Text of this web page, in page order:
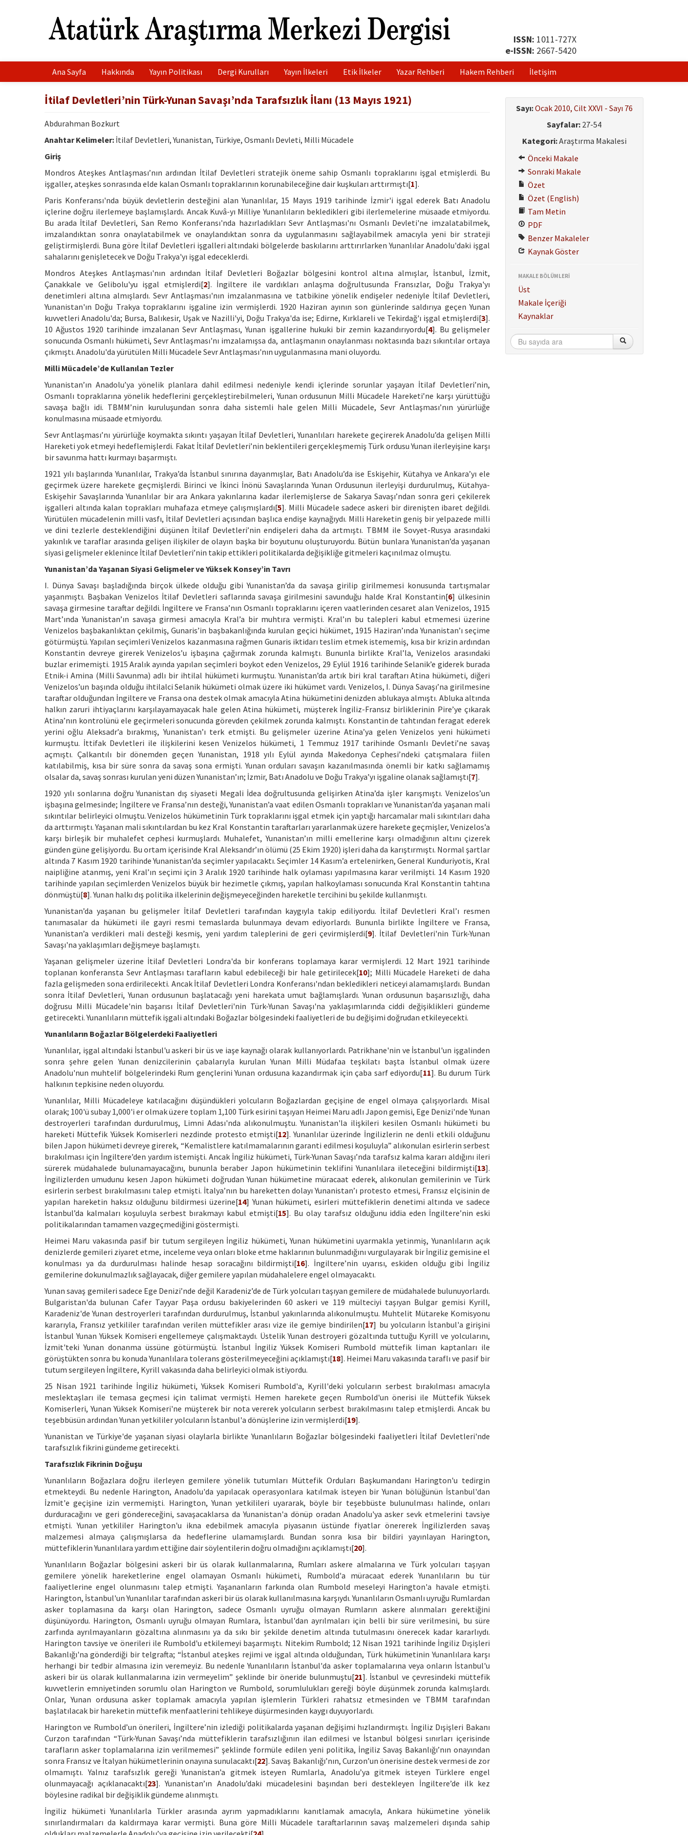
ISSN: 1011-727X
e-ISSN: 2667-5420
Ana Sayfa Hakkında Yayın Politikası Dergi Kurulları Yayın İlkeleri Etik İlkeler Yazar Rehberi Hakem Rehberi İletişim
İtilaf Devletleri’nin Türk-Yunan Savaşı’nda Tarafsızlık İlanı (13 Mayıs 1921)
Abdurahman Bozkurt
Anahtar Kelimeler: İtilaf Devletleri, Yunanistan, Türkiye, Osmanlı Devleti, Milli Mücadele
Giriş
Mondros Ateşkes Antlaşması’nın ardından İtilaf Devletleri stratejik öneme sahip Osmanlı topraklarını işgal etmişlerdi. Bu
işgaller, ateşkes sonrasında elde kalan Osmanlı topraklarının korunabileceğine dair kuşkuları arttırmıştı[1].
Paris Konferansı'nda büyük devletlerin desteğini alan Yunanlılar, 15 Mayıs 1919 tarihinde İzmir'i işgal ederek Batı Anadolu
içlerine doğru ilerlemeye başlamışlardı. Ancak Kuvâ-yı Milliye Yunanlıların bekledikleri gibi ilerlemelerine müsaade etmiyordu.
Bu arada İtilaf Devletleri, San Remo Konferansı'nda hazırladıkları Sevr Antlaşması'nı Osmanlı Devleti'ne imzalatabilmek,
imzalandıktan sonra onaylatabilmek ve onaylandıktan sonra da uygulanmasını sağlayabilmek amacıyla yeni bir strateji
geliştirmişlerdi. Buna göre İtilaf Devletleri işgalleri altındaki bölgelerde baskılarını arttırırlarken Yunanlılar Anadolu'daki işgal
sahalarını genişletecek ve Doğu Trakya'yı işgal edeceklerdi.
Mondros Ateşkes Antlaşması'nın ardından İtilaf Devletleri Boğazlar bölgesini kontrol altına almışlar, İstanbul, İzmit,
Çanakkale ve Gelibolu'yu işgal etmişlerdi[2]. İngiltere ile vardıkları anlaşma doğrultusunda Fransızlar, Doğu Trakya'yı
denetimleri altına almışlardı. Sevr Antlaşması'nın imzalanmasına ve tatbikine yönelik endişeler nedeniyle İtilaf Devletleri,
Yunanistan'ın Doğu Trakya topraklarını işgaline izin vermişlerdi. 1920 Haziran ayının son günlerinde saldırıya geçen Yunan
kuvvetleri Anadolu'da; Bursa, Balıkesir, Uşak ve Nazilli'yi, Doğu Trakya'da ise; Edirne, Kırklareli ve Tekirdağ'ı işgal etmişlerdi[3].
10 Ağustos 1920 tarihinde imzalanan Sevr Antlaşması, Yunan işgallerine hukuki bir zemin kazandırıyordu[4]. Bu gelişmeler
sonucunda Osmanlı hükümeti, Sevr Antlaşması'nı imzalamışsa da, antlaşmanın onaylanması noktasında bazı sıkıntılar ortaya
çıkmıştı. Anadolu'da yürütülen Milli Mücadele Sevr Antlaşması'nın uygulanmasına mani oluyordu.
Milli Mücadele’de Kullanılan Tezler
Yunanistan’ın Anadolu’ya yönelik planlara dahil edilmesi nedeniyle kendi içlerinde sorunlar yaşayan İtilaf Devletleri’nin,
Osmanlı topraklarına yönelik hedeflerini gerçekleştirebilmeleri, Yunan ordusunun Milli Mücadele Hareketi’ne karşı yürüttüğü
savaşa bağlı idi. TBMM’nin kuruluşundan sonra daha sistemli hale gelen Milli Mücadele, Sevr Antlaşması’nın yürürlüğe
konulmasına müsaade etmiyordu.
Sevr Antlaşması’nı yürürlüğe koymakta sıkıntı yaşayan İtilaf Devletleri, Yunanlıları harekete geçirerek Anadolu’da gelişen Milli
Hareketi yok etmeyi hedeflemişlerdi. Fakat İtilaf Devletleri’nin beklentileri gerçekleşmemiş Türk ordusu Yunan ilerleyişine karşı
bir savunma hattı kurmayı başarmıştı.
1921 yılı başlarında Yunanlılar, Trakya’da İstanbul sınırına dayanmışlar, Batı Anadolu’da ise Eskişehir, Kütahya ve Ankara’yı ele
geçirmek üzere harekete geçmişlerdi. Birinci ve İkinci İnönü Savaşlarında Yunan Ordusunun ilerleyişi durdurulmuş, Kütahya-
Eskişehir Savaşlarında Yunanlılar bir ara Ankara yakınlarına kadar ilerlemişlerse de Sakarya Savaşı’ndan sonra geri çekilerek
işgalleri altında kalan toprakları muhafaza etmeye çalışmışlardı[5]. Milli Mücadele sadece askeri bir direnişten ibaret değildi.
Yürütülen mücadelenin milli vasfı, İtilaf Devletleri açısından başlıca endişe kaynağıydı. Milli Hareketin geniş bir yelpazede milli
ve dini tezlerle desteklendiğini düşünen İtilaf Devletleri’nin endişeleri daha da artmıştı. TBMM ile Sovyet-Rusya arasındaki
yakınlık ve taraflar arasında gelişen ilişkiler de olayın başka bir boyutunu oluşturuyordu. Bütün bunlara Yunanistan’da yaşanan
siyasi gelişmeler eklenince İtilaf Devletleri’nin takip ettikleri politikalarda değişikliğe gitmeleri kaçınılmaz olmuştu.
Yunanistan’da Yaşanan Siyasi Gelişmeler ve Yüksek Konsey’in Tavrı
I. Dünya Savaşı başladığında birçok ülkede olduğu gibi Yunanistan’da da savaşa girilip girilmemesi konusunda tartışmalar
yaşanmıştı. Başbakan Venizelos İtilaf Devletleri saflarında savaşa girilmesini savunduğu halde Kral Konstantin[6] ülkesinin
savaşa girmesine taraftar değildi. İngiltere ve Fransa’nın Osmanlı topraklarını içeren vaatlerinden cesaret alan Venizelos, 1915
Mart’ında Yunanistan’ın savaşa girmesi amacıyla Kral’a bir muhtıra vermişti. Kral’ın bu talepleri kabul etmemesi üzerine
Venizelos başbakanlıktan çekilmiş, Gunaris’in başbakanlığında kurulan geçici hükümet, 1915 Haziran’ında Yunanistan’ı seçime
götürmüştü. Yapılan seçimleri Venizelos kazanmasına rağmen Gunaris iktidarı teslim etmek istememiş, kısa bir krizin ardından
Konstantin devreye girerek Venizelos’u işbaşına çağırmak zorunda kalmıştı. Bununla birlikte Kral’la, Venizelos arasındaki
buzlar erimemişti. 1915 Aralık ayında yapılan seçimleri boykot eden Venizelos, 29 Eylül 1916 tarihinde Selanik’e giderek burada
Etnik-i Amina (Milli Savunma) adlı bir ihtilal hükümeti kurmuştu. Yunanistan’da artık biri kral taraftarı Atina hükümeti, diğeri
Venizelos’un başında olduğu ihtilalci Selanik hükümeti olmak üzere iki hükümet vardı. Venizelos, I. Dünya Savaşı’na girilmesine
taraftar olduğundan İngiltere ve Fransa ona destek olmak amacıyla Atina hükümetini denizden ablukaya almıştı. Abluka altında
halkın zaruri ihtiyaçlarını karşılayamayacak hale gelen Atina hükümeti, müşterek İngiliz-Fransız birliklerinin Pire’ye çıkarak
Atina’nın kontrolünü ele geçirmeleri sonucunda görevden çekilmek zorunda kalmıştı. Konstantin de tahtından feragat ederek
yerini oğlu Aleksadr’a bırakmış, Yunanistan’ı terk etmişti. Bu gelişmeler üzerine Atina’ya gelen Venizelos yeni hükümeti
kurmuştu. İttifak Devletleri ile ilişkilerini kesen Venizelos hükümeti, 1 Temmuz 1917 tarihinde Osmanlı Devleti’ne savaş
açmıştı. Çalkantılı bir dönemden geçen Yunanistan, 1918 yılı Eylül ayında Makedonya Cephesi’ndeki çatışmalara fiilen
katılabilmiş, kısa bir süre sonra da savaş sona ermişti. Yunan orduları savaşın kazanılmasında önemli bir katkı sağlamamış
olsalar da, savaş sonrası kurulan yeni düzen Yunanistan’ın; İzmir, Batı Anadolu ve Doğu Trakya’yı işgaline olanak sağlamıştı[7].
1920 yılı sonlarına doğru Yunanistan dış siyaseti Megali İdea doğrultusunda gelişirken Atina’da işler karışmıştı. Venizelos’un
işbaşına gelmesinde; İngiltere ve Fransa’nın desteği, Yunanistan’a vaat edilen Osmanlı toprakları ve Yunanistan’da yaşanan mali
sıkıntılar belirleyici olmuştu. Venizelos hükümetinin Türk topraklarını işgal etmek için yaptığı harcamalar mali sıkıntıları daha
da arttırmıştı. Yaşanan mali sıkıntılardan bu kez Kral Konstantin taraftarları yararlanmak üzere harekete geçmişler, Venizelos’a
karşı birleşik bir muhalefet cephesi kurmuşlardı. Muhalefet, Yunanistan’ın milli emellerine karşı olmadığının altını çizerek
günden güne gelişiyordu. Bu ortam içerisinde Kral Aleksandr’ın ölümü (25 Ekim 1920) işleri daha da karıştırmıştı. Normal şartlar
altında 7 Kasım 1920 tarihinde Yunanistan’da seçimler yapılacaktı. Seçimler 14 Kasım’a ertelenirken, General Kunduriyotis, Kral
naipliğine atanmış, yeni Kral’ın seçimi için 3 Aralık 1920 tarihinde halk oylaması yapılmasına karar verilmişti. 14 Kasım 1920
tarihinde yapılan seçimlerden Venizelos büyük bir hezimetle çıkmış, yapılan halkoylaması sonucunda Kral Konstantin tahtına
dönmüştü[8]. Yunan halkı dış politika ilkelerinin değişmeyeceğinden hareketle tercihini bu şekilde kullanmıştı.
Yunanistan’da yaşanan bu gelişmeler İtilaf Devletleri tarafından kaygıyla takip ediliyordu. İtilaf Devletleri Kral’ı resmen
tanımasalar da hükümeti ile gayri resmi temaslarda bulunmaya devam ediyorlardı. Bununla birlikte İngiltere ve Fransa,
Yunanistan’a verdikleri mali desteği kesmiş, yeni yardım taleplerini de geri çevirmişlerdi[9]. İtilaf Devletleri'nin Türk-Yunan
Savaşı'na yaklaşımları değişmeye başlamıştı.
Yaşanan gelişmeler üzerine İtilaf Devletleri Londra'da bir konferans toplamaya karar vermişlerdi. 12 Mart 1921 tarihinde
toplanan konferansta Sevr Antlaşması tarafların kabul edebileceği bir hale getirilecek[10]; Milli Mücadele Hareketi de daha
fazla gelişmeden sona erdirilecekti. Ancak İtilaf Devletleri Londra Konferansı'ndan bekledikleri neticeyi alamamışlardı. Bundan
sonra İtilaf Devletleri, Yunan ordusunun başlatacağı yeni harekata umut bağlamışlardı. Yunan ordusunun başarısızlığı, daha
doğrusu Milli Mücadele'nin başarısı İtilaf Devletleri'nin Türk-Yunan Savaşı'na yaklaşımlarında ciddi değişiklikleri gündeme
getirecekti. Yunanlıların müttefik işgali altındaki Boğazlar bölgesindeki faaliyetleri de bu değişimi doğrudan etkileyecekti.
Yunanlıların Boğazlar Bölgelerdeki Faaliyetleri
Yunanlılar, işgal altındaki İstanbul'u askeri bir üs ve iaşe kaynağı olarak kullanıyorlardı. Patrikhane'nin ve İstanbul'un işgalinden
sonra şehre gelen Yunan denizcilerinin çabalarıyla kurulan Yunan Milli Müdafaa teşkilatı başta İstanbul olmak üzere
Anadolu'nun muhtelif bölgelerindeki Rum gençlerini Yunan ordusuna kazandırmak için çaba sarf ediyordu[11]. Bu durum Türk
halkının tepkisine neden oluyordu.
Yunanlılar, Milli Mücadeleye katılacağını düşündükleri yolcuların Boğazlardan geçişine de engel olmaya çalışıyorlardı. Misal
olarak; 100'ü subay 1,000'i er olmak üzere toplam 1,100 Türk esirini taşıyan Heimei Maru adlı Japon gemisi, Ege Denizi'nde Yunan
destroyerleri tarafından durdurulmuş, Limni Adası'nda alıkonulmuştu. Yunanistan'la ilişkileri kesilen Osmanlı hükümeti bu
hareketi Müttefik Yüksek Komiserleri nezdinde protesto etmişti[12]. Yunanlılar üzerinde İngilizlerin ne denli etkili olduğunu
bilen Japon hükümeti devreye girerek, “Kemalistlere katılmamalarının garanti edilmesi koşuluyla” alıkonulan esirlerin serbest
bırakılması için İngiltere’den yardım istemişti. Ancak İngiliz hükümeti, Türk-Yunan Savaşı’nda tarafsız kalma kararı aldığını ileri
sürerek müdahalede bulunamayacağını, bununla beraber Japon hükümetinin teklifini Yunanlılara ileteceğini bildirmişti[13].
İngilizlerden umudunu kesen Japon hükümeti doğrudan Yunan hükümetine müracaat ederek, alıkonulan gemilerinin ve Türk
esirlerin serbest bırakılmasını talep etmişti. İtalya’nın bu hareketten dolayı Yunanistan’ı protesto etmesi, Fransız elçisinin de
yapılan hareketin haksız olduğunu bildirmesi üzerine[14] Yunan hükümeti, esirleri müttefiklerin denetimi altında ve sadece
İstanbul’da kalmaları koşuluyla serbest bırakmayı kabul etmişti[15]. Bu olay tarafsız olduğunu iddia eden İngiltere’nin eski
politikalarından tamamen vazgeçmediğini göstermişti.
Heimei Maru vakasında pasif bir tutum sergileyen İngiliz hükümeti, Yunan hükümetini uyarmakla yetinmiş, Yunanlıların açık
denizlerde gemileri ziyaret etme, inceleme veya onları bloke etme haklarının bulunmadığını vurgulayarak bir İngiliz gemisine el
konulması ya da durdurulması halinde hesap soracağını bildirmişti[16]. İngiltere’nin uyarısı, eskiden olduğu gibi İngiliz
gemilerine dokunulmazlık sağlayacak, diğer gemilere yapılan müdahalelere engel olmayacaktı.
Yunan savaş gemileri sadece Ege Denizi’nde değil Karadeniz’de de Türk yolcuları taşıyan gemilere de müdahalede bulunuyorlardı.
Bulgaristan'da bulunan Cafer Tayyar Paşa ordusu bakiyelerinden 60 askeri ve 119 mülteciyi taşıyan Bulgar gemisi Kyrill,
Karadeniz'de Yunan destroyerleri tarafından durdurulmuş, İstanbul yakınlarında alıkonulmuştu. Muhtelit Mütareke Komisyonu
kararıyla, Fransız yetkililer tarafından verilen müttefikler arası vize ile gemiye bindirilen[17] bu yolcuların İstanbul'a girişini
İstanbul Yunan Yüksek Komiseri engellemeye çalışmaktaydı. Üstelik Yunan destroyeri gözaltında tuttuğu Kyrill ve yolcularını,
İzmit'teki Yunan donanma üssüne götürmüştü. İstanbul İngiliz Yüksek Komiseri Rumbold müttefik liman kaptanları ile
görüştükten sonra bu konuda Yunanlılara tolerans gösterilmeyeceğini açıklamıştı[18]. Heimei Maru vakasında taraflı ve pasif bir
tutum sergileyen İngiltere, Kyrill vakasında daha belirleyici olmak istiyordu.
25 Nisan 1921 tarihinde İngiliz hükümeti, Yüksek Komiseri Rumbold'a, Kyrill'deki yolcuların serbest bırakılması amacıyla
meslektaşları ile temasa geçmesi için talimat vermişti. Hemen harekete geçen Rumbold'un önerisi ile Müttefik Yüksek
Komiserleri, Yunan Yüksek Komiseri'ne müşterek bir nota vererek yolcuların serbest bırakılmasını talep etmişlerdi. Ancak bu
teşebbüsün ardından Yunan yetkililer yolcuların İstanbul'a dönüşlerine izin vermişlerdi[19].
Yunanistan ve Türkiye'de yaşanan siyasi olaylarla birlikte Yunanlıların Boğazlar bölgesindeki faaliyetleri İtilaf Devletleri'nde
tarafsızlık fikrini gündeme getirecekti.
Tarafsızlık Fikrinin Doğuşu
Yunanlıların Boğazlara doğru ilerleyen gemilere yönelik tutumları Müttefik Orduları Başkumandanı Harington'u tedirgin
etmekteydi. Bu nedenle Harington, Anadolu'da yapılacak operasyonlara katılmak isteyen bir Yunan bölüğünün İstanbul'dan
İzmit'e geçişine izin vermemişti. Harington, Yunan yetkilileri uyararak, böyle bir teşebbüste bulunulması halinde, onları
durduracağını ve geri göndereceğini, savaşacaklarsa da Yunanistan'a dönüp oradan Anadolu'ya asker sevk etmelerini tavsiye
etmişti. Yunan yetkililer Harington'u ikna edebilmek amacıyla piyasanın üstünde fiyatlar önererek İngilizlerden savaş
malzemesi almaya çalışmışlarsa da hedeflerine ulamamışlardı. Bundan sonra kısa bir bildiri yayınlayan Harington,
müttefiklerin Yunanlılara yardım ettiğine dair söylentilerin doğru olmadığını açıklamıştı[20].
Yunanlıların Boğazlar bölgesini askeri bir üs olarak kullanmalarına, Rumları askere almalarına ve Türk yolcuları taşıyan
gemilere yönelik hareketlerine engel olamayan Osmanlı hükümeti, Rumbold'a müracaat ederek Yunanlıların bu tür
faaliyetlerine engel olunmasını talep etmişti. Yaşananların farkında olan Rumbold meseleyi Harington'a havale etmişti.
Harington, İstanbul'un Yunanlılar tarafından askeri bir üs olarak kullanılmasına karşıydı. Yunanlıların Osmanlı uyruğu Rumlardan
asker toplamasına da karşı olan Harington, sadece Osmanlı uyruğu olmayan Rumların askere alınmaları gerektiğini
düşünüyordu. Harington, Osmanlı uyruğu olmayan Rumlara, İstanbul'dan ayrılmaları için belli bir süre verilmesini, bu süre
zarfında ayrılmayanların gözaltına alınmasını ya da sıkı bir şekilde denetim altında tutulmasını önerecek kadar kararlıydı.
Harington tavsiye ve önerileri ile Rumbold'u etkilemeyi başarmıştı. Nitekim Rumbold; 12 Nisan 1921 tarihinde İngiliz Dışişleri
Bakanlığı'na gönderdiği bir telgrafta; “İstanbul ateşkes rejimi ve işgal altında olduğundan, Türk hükümetinin Yunanlılara karşı
herhangi bir tedbir almasına izin veremeyiz. Bu nedenle Yunanlıların İstanbul'da asker toplamalarına veya onların İstanbul'u
askeri bir üs olarak kullanmalarına izin vermeyelim” şeklinde bir öneride bulunmuştu[21]. İstanbul ve çevresindeki müttefik
kuvvetlerin emniyetinden sorumlu olan Harington ve Rumbold, sorumlulukları gereği böyle düşünmek zorunda kalmışlardı.
Onlar, Yunan ordusuna asker toplamak amacıyla yapılan işlemlerin Türkleri rahatsız etmesinden ve TBMM tarafından
başlatılacak bir hareketin müttefik menfaatlerini tehlikeye düşürmesinden kaygı duyuyorlardı.
Harington ve Rumbold’un önerileri, İngiltere’nin izlediği politikalarda yaşanan değişimi hızlandırmıştı. İngiliz Dışişleri Bakanı
Curzon tarafından “Türk-Yunan Savaşı’nda müttefiklerin tarafsızlığının ilan edilmesi ve İstanbul bölgesi sınırları içerisinde
tarafların asker toplamalarına izin verilmemesi” şeklinde formüle edilen yeni politika, İngiliz Savaş Bakanlığı’nın onayından
sonra Fransız ve İtalyan hükümetlerinin onayına sunulacaktı[22]. Savaş Bakanlığı’nın, Curzon’un önerisine destek vermesi de zor
olmamıştı. Yalnız tarafsızlık gereği Yunanistan’a gitmek isteyen Rumlarla, Anadolu’ya gitmek isteyen Türklere engel
olunmayacağı açıklanacaktı[23]. Yunanistan’ın Anadolu’daki mücadelesini başından beri destekleyen İngiltere’de ilk kez
böylesine radikal bir değişiklik gündeme alınmıştı.
İngiliz hükümeti Yunanlılarla Türkler arasında ayrım yapmadıklarını kanıtlamak amacıyla, Ankara hükümetine yönelik
sınırlandırmaları da kaldırmaya karar vermişti. Buna göre Milli Mücadele taraftarlarının savaş malzemeleri dışında sahip
Sayı:Ocak 2010, Cilt XXVI - Sayı 76
Sayfalar: 27-54
Kategori:Araştırma Makalesi
Önceki Makale
Sonraki Makale
Özet
Özet (English)
Tam Metin
PDF
Benzer Makaleler
Kaynak Göster
MAKALE BÖLÜMLERİ
Üst
Makale İçeriği
Kaynaklar